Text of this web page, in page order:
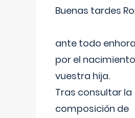
Buenas tardes
ante todo
por el
vuestra hija.
Tras consultar la
composición de